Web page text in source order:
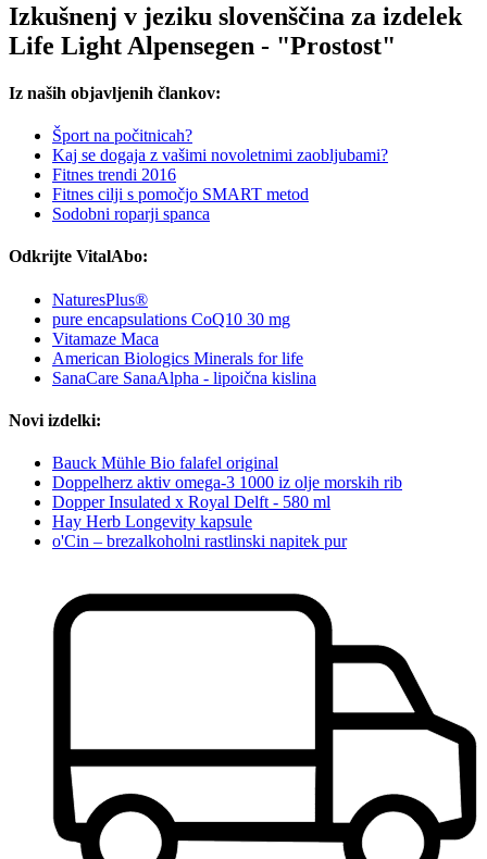
Izkušnenj v jeziku slovenščina za izdelek
Life Light Alpensegen - "Prostost"
Iz naših objavljenih člankov:
Šport na počitnicah?
Kaj se dogaja z vašimi novoletnimi zaobljubami?
Fitnes trendi 2016
Fitnes cilji s pomočjo SMART metod
Sodobni roparji spanca
Odkrijte VitalAbo:
NaturesPlus®
pure encapsulations CoQ10 30 mg
Vitamaze Maca
American Biologics Minerals for life
SanaCare SanaAlpha - lipoična kislina
Novi izdelki:
Bauck Mühle Bio falafel original
Doppelherz aktiv omega-3 1000 iz olje morskih rib
Dopper Insulated x Royal Delft - 580 ml
Hay Herb Longevity kapsule
o'Cin – brezalkoholni rastlinski napitek pur